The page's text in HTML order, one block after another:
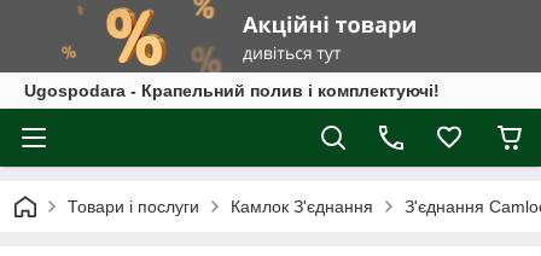
Ugospodara - Крапельний полив і комплектуючі!
Товари і послуги Камлок З'єднання З'єднання